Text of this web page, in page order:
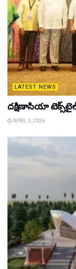
LATEST NEWS
దక్షిణాసియా
APRIL 3, 2026